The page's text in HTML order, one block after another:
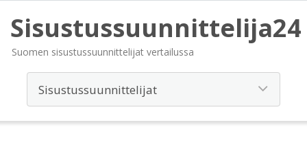
Sisustussuunnittelija24
Suomen sisustussuunnittelijat vertailussa